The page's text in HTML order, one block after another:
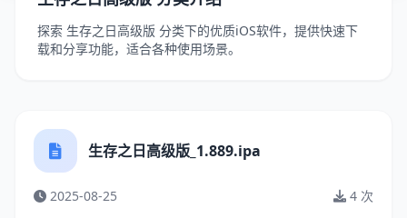
探索 生存之日高级版 分类下的优质iOS软件，提供快速下
载和分享功能，适合各种使用场景。
生存之日高级版_1.889.ipa
2025-08-25 4 次